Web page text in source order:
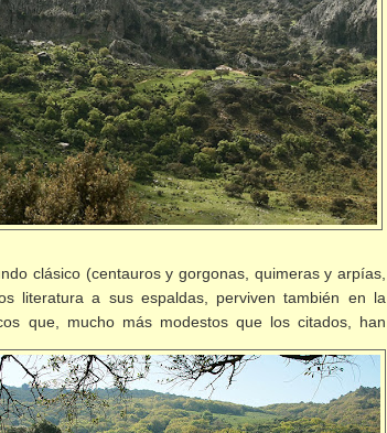
clásico (centauros y gorgonas, quimeras y arpías,
literatura a sus espaldas, perviven también en la
que, mucho más modestos que los citados, han